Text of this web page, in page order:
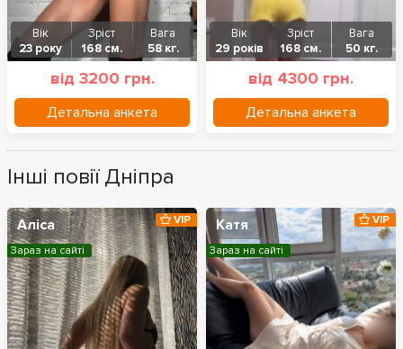
Вік
23 року
Зріст
168 см.
Вага
58 кг.
від 3200 грн.
Детальна анкета
Вік
29 років
Зріст
168 см.
Вага
50 кг.
від 4300 грн.
Детальна анкета
Інші повії Дніпра
Аліса VIP
Зараз на сайті
Катя VIP
Зараз на сайті